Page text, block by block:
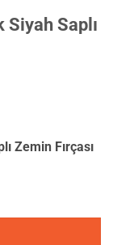
Saplı
Zemin Fırçası